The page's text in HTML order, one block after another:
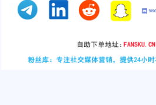
tiktok
youtube
instagram